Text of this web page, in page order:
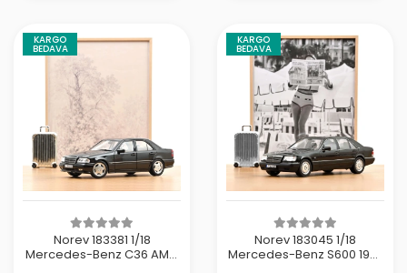
KARGO
BEDAVA
Norev 183381 1/18
Mercedes-Benz C36 AMG
KARGO
BEDAVA
Norev 183045 1/18
Mercedes-Benz S600 1997